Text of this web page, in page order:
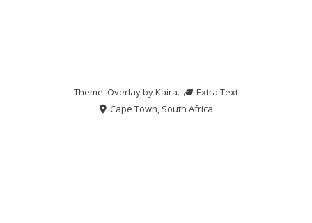
Theme: Overlay byKaira.
Extra Text
Cape Town, South Africa